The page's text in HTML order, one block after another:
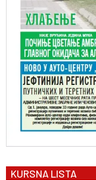
KURSNA LISTA